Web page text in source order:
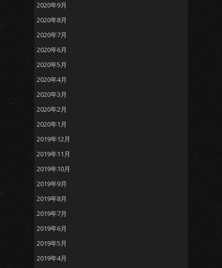
2020年9月
2020年8月
2020年7月
2020年6月
2020年5月
2020年4月
2020年3月
2020年2月
2020年1月
2019年12月
2019年11月
2019年10月
2019年9月
2019年8月
2019年7月
2019年6月
2019年5月
2019年4月